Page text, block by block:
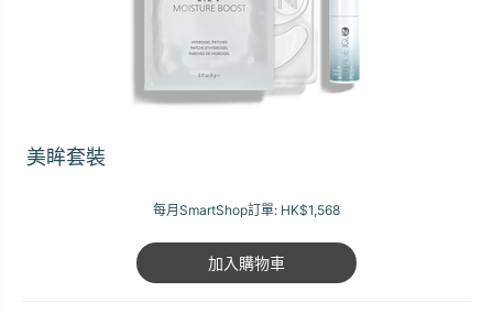
美眸套裝
每月SmartShop訂單: HK$1,568
加入購物車